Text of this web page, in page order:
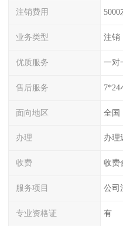
注销费用 5000
业务类型 注销
优质服务 一对
售后服务 7*24
面向地区 全国
办理 办理
收费 收费
服务项目 公司
专业资格证 有